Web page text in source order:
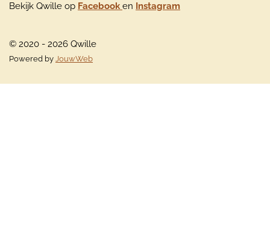
Bekijk Qwille op Facebook en Instagram
© 2020 - 2026 Qwille
Powered by JouwWeb